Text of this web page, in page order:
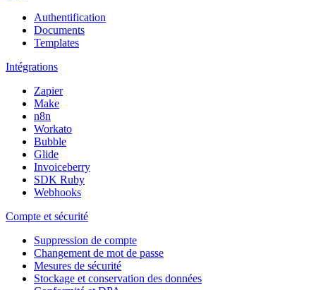
Authentification
Documents
Templates
Intégrations
Zapier
Make
n8n
Workato
Bubble
Glide
Invoiceberry
SDK Ruby
Webhooks
Compte et sécurité
Suppression de compte
Changement de mot de passe
Mesures de sécurité
Stockage et conservation des données